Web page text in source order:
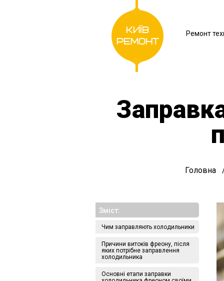
Київ
Ремонт
Ремонт
Головна
Зміст:
Чим заправляють холодильники
Причини витоків фреону, після
яких потрібне заправлення
холодильника
Основні етапи заправки